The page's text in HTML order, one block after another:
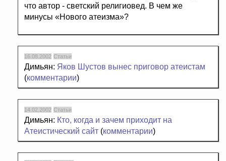
что автор - светский религиовед. В чем же
минусы «Нового атеизма»?
16.08.2002 Статьи
Димьян: Яков Шустов вынес приговор атеистам
(комментарии)
14.02.2002 Статьи
Димьян: Кто, когда и зачем приходит на
Атеистический сайт (комментарии)